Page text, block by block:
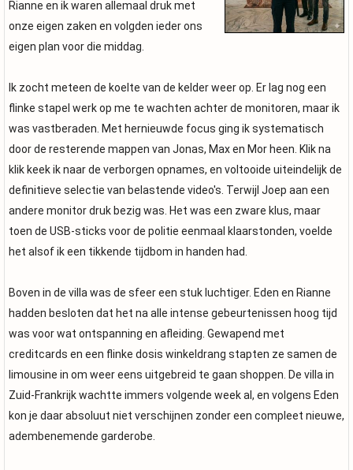
Rianne en ik waren allemaal druk met
onze eigen zaken en volgden ieder ons
eigen plan voor die middag.
Ik zocht meteen de koelte van de kelder weer op. Er lag nog een
flinke stapel werk op me te wachten achter de monitoren, maar ik
was vastberaden. Met hernieuwde focus ging ik systematisch
door de resterende mappen van Jonas, Max en Mor heen. Klik na
klik keek ik naar de verborgen opnames, en voltooide uiteindelijk de
definitieve selectie van belastende video's. Terwijl Joep aan een
andere monitor druk bezig was. Het was een zware klus, maar
toen de USB-sticks voor de politie eenmaal klaarstonden, voelde
het alsof ik een tikkende tijdbom in handen had.
Boven in de villa was de sfeer een stuk luchtiger. Eden en Rianne
hadden besloten dat het na alle intense gebeurtenissen hoog tijd
was voor wat ontspanning en afleiding. Gewapend met
creditcards en een flinke dosis winkeldrang stapten ze samen de
limousine in om weer eens uitgebreid te gaan shoppen. De villa in
Zuid-Frankrijk wachtte immers volgende week al, en volgens Eden
kon je daar absoluut niet verschijnen zonder een compleet nieuwe,
adembenemende garderobe.